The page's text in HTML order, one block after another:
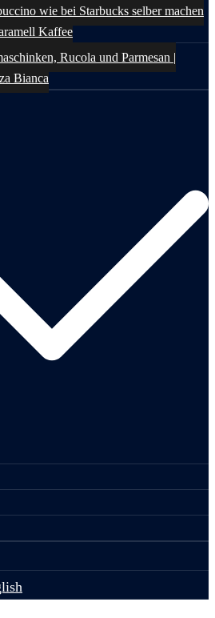
wie bei Starbucks selber machen
Kaffee
Rucola und Parmesan |
Bianca